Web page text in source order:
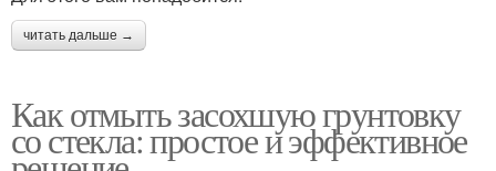
читать дальше →
Как отмыть засохшую грунтовку
со стекла: простое и эффективное